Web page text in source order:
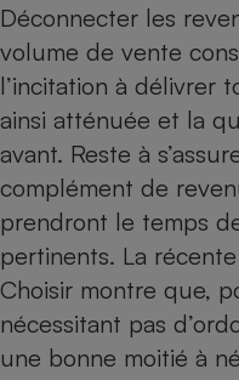
Déconnecter les
volume de vente
l’incitation à délivrer
ainsi atténuée et la
avant. Reste à
complément de
prendront le temps
pertinents. La récente
Choisir montre que,
nécessitant pas
une bonne moitié à